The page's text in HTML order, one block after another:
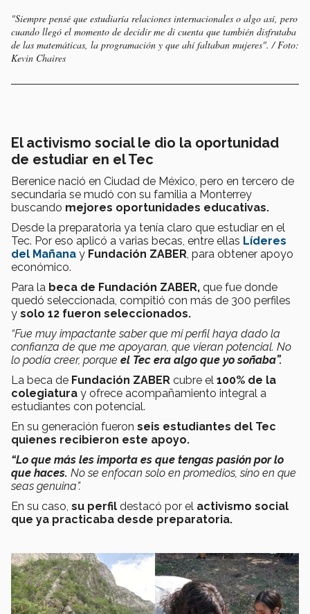
"Siempre pensé que estudiaría relaciones internacionales o algo así, pero
cuando llegó el momento de decidir me di cuenta que también disfrutaba
de las matemáticas, la programación y que ahí faltaban mujeres". / Foto:
Kevin Chaires
El activismo social le dio la oportunidad
de estudiar en el Tec
Berenice nació en Ciudad de México, pero en tercero de
secundaria se mudó con su familia a Monterrey
buscando mejores oportunidades educativas.
Desde la preparatoria ya tenía claro que estudiar en el
Tec. Por eso aplicó a varias becas, entre ellas Líderes
del Mañana y Fundación ZABER , para obtener apoyo
económico.
Para la beca de Fundación ZABER, que fue donde
quedó seleccionada, compitió con más de 300 perfiles
y solo 12 fueron seleccionados.
“Fue muy impactante saber que mi perfil haya dado la
confianza de que me apoyaran, que vieran potencial. No
lo podía creer, porque el Tec era algo que yo soñaba”.
La beca de Fundación ZABER cubre el 100% de la
colegiatura y ofrece acompañamiento integral a
estudiantes con potencial.
En su generación fueron seis estudiantes del Tec
quienes recibieron este apoyo.
“Lo que más les importa es que tengas pasión por lo
que haces. No se enfocan solo en promedios, sino en que
seas genuina”.
En su caso, su perfil destacó por el activismo social
que ya practicaba desde preparatoria.